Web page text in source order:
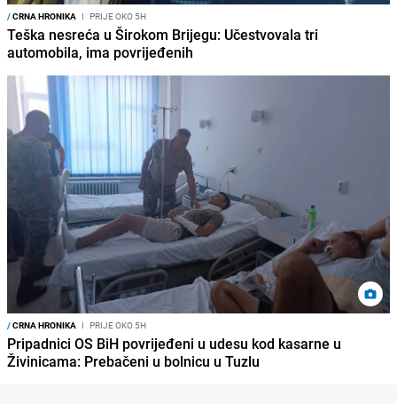
/CRNA HRONIKA I PRIJE OKO 5H
Teška nesreća u Širokom Brijegu: Učestvovala tri
automobila, ima povrijeđenih
/CRNA HRONIKA I PRIJE OKO 5H
Pripadnici OS BiH povrijeđeni u udesu kod kasarne u
Živinicama: Prebačeni u bolnicu u Tuzlu